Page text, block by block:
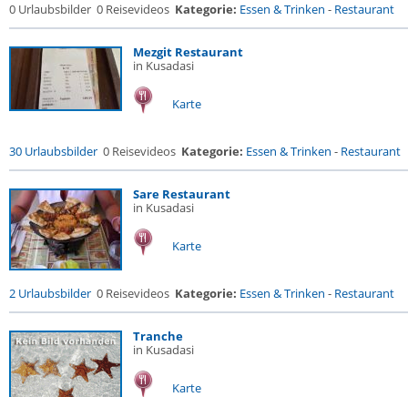
0 Urlaubsbilder 0 Reisevideos Kategorie: Essen & Trinken - Restaurant
Mezgit Restaurant
in Kusadasi
Karte
30 Urlaubsbilder 0 Reisevideos Kategorie: Essen & Trinken - Restaurant
Sare Restaurant
in Kusadasi
Karte
2 Urlaubsbilder 0 Reisevideos Kategorie: Essen & Trinken - Restaurant
Tranche
in Kusadasi
Karte